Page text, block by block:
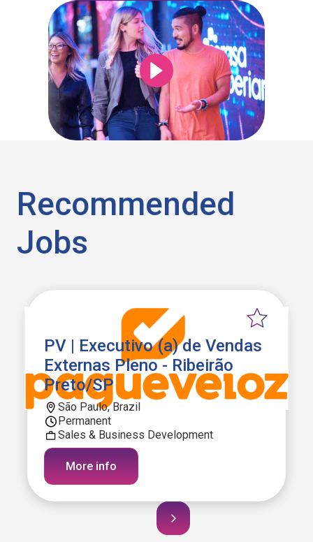
Recommended
Jobs
PV | Executivo (a) de Vendas
Externas Pleno - Ribeirão
Preto/SP
São Paulo, Brazil
Permanent
Sales & Business Development
More info